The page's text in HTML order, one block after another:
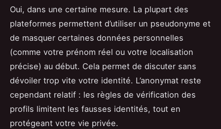
Oui, dans une certaine mesure. La plupart des
plateformes permettent d’utiliser un pseudonyme et
de masquer certaines données personnelles
(comme votre prénom réel ou votre localisation
précise) au début. Cela permet de discuter sans
dévoiler trop vite votre identité. L’anonymat reste
cependant relatif : les règles de vérification des
profils limitent les fausses identités, tout en
protégeant votre vie privée.